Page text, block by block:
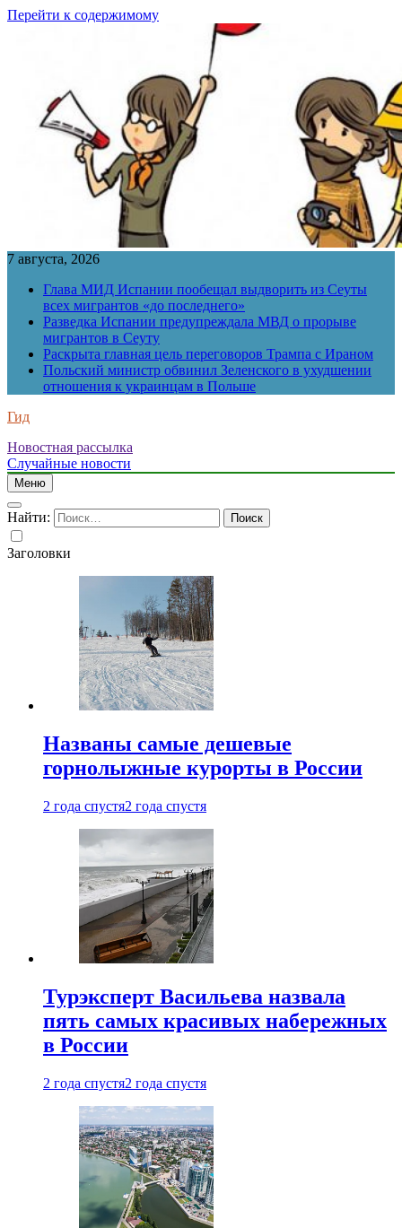
Перейти к содержимому
7 августа, 2026
Глава МИД Испании пообещал выдворить из Сеуты
всех мигрантов «до последнего»
Разведка Испании предупреждала МВД о прорыве
мигрантов в Сеуту
Раскрыта главная цель переговоров Трампа с Ираном
Польский министр обвинил Зеленского в ухудшении
отношения к украинцам в Польше
Гид
Новостная рассылка
Случайные новости
Меню
Найти:
Заголовки
Названы самые дешевые
горнолыжные курорты в России
2 года спустя2 года спустя
Турэксперт Васильева назвала
пять самых красивых набережных
в России
2 года спустя2 года спустя